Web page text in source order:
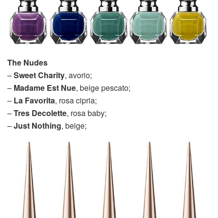
The Nudes
–Sweet Charity, avorio;
– Madame Est Nue, beige pescato;
– La Favorita, rosa cipria;
–Tres Decolette, rosa baby;
–Just Nothing, beige;